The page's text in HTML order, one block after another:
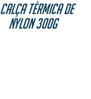
Calça Térmica de
Nylon 300g